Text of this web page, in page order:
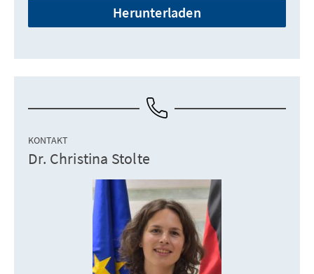
Herunterladen
KONTAKT
Dr. Christina Stolte